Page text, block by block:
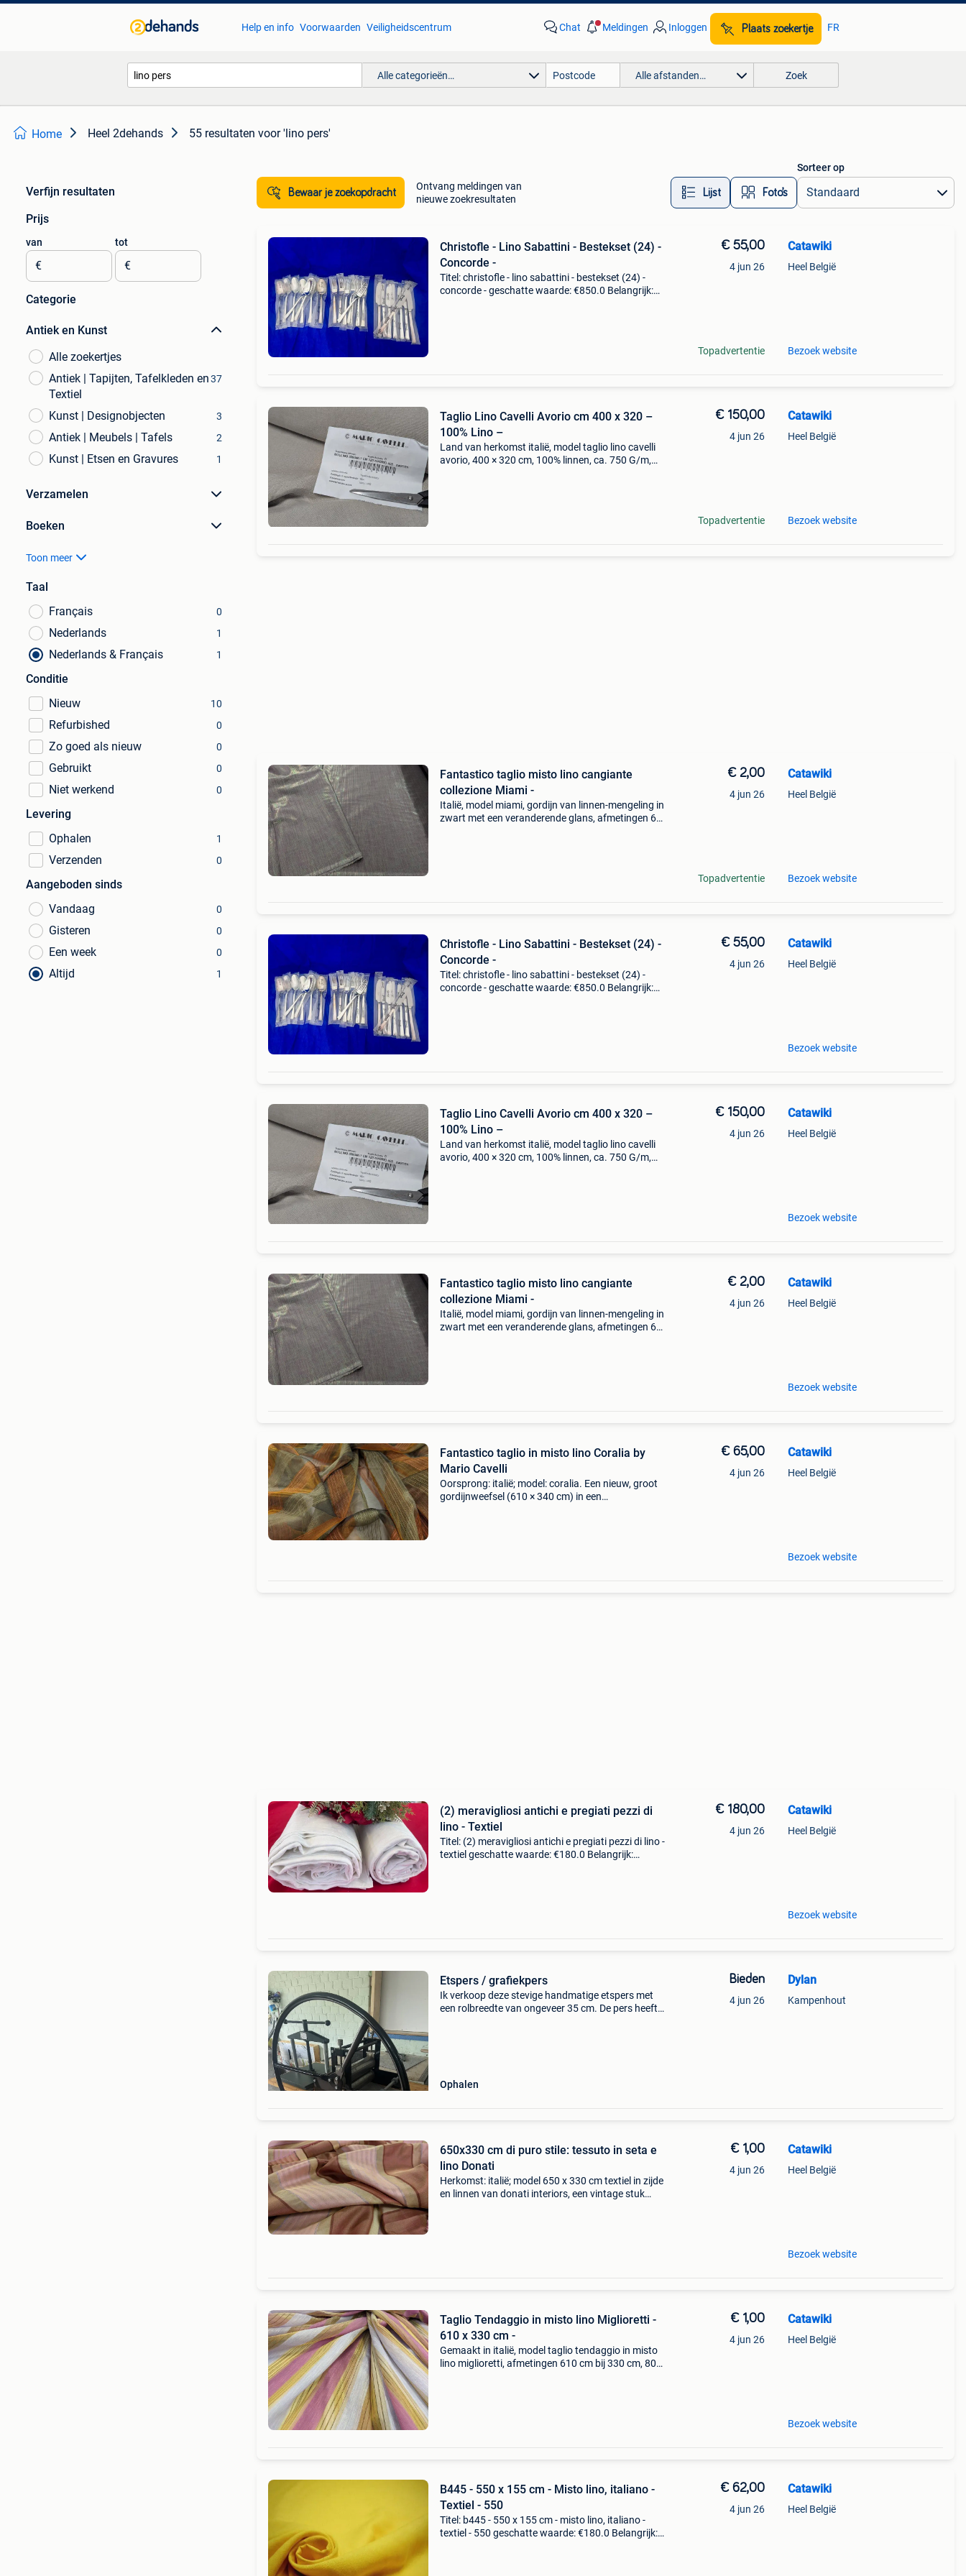
Help en info Voorwaarden Veiligheidscentrum Chat Meldingen Inloggen Plaats zoekertje FR
Alle categorieën… Alle afstanden… Zoek
Home Heel 2dehands 55 resultaten voor 'lino pers'
Verfijn resultaten
Prijs
van
€
tot
€
Categorie
Antiek en Kunst
Alle zoekertjes
Antiek | Tapijten, Tafelkleden en
Textiel
37
Kunst | Designobjecten 3
Antiek | Meubels | Tafels 2
Kunst | Etsen en Gravures 1
Verzamelen
Boeken
Toon meer
Taal
Français
0
Nederlands 1
Nederlands & Français 1
Conditie
Nieuw
10
Refurbished 0
Zo goed als nieuw 0
Gebruikt 0
Niet werkend 0
Levering
Ophalen
1
Verzenden 0
Aangeboden sinds
Vandaag
0
Gisteren 0
Een week 0
Altijd 1
Bewaar je zoekopdracht
Ontvang meldingen van
nieuwe zoekresultaten
Lijst Foto’s
Sorteer op
Christofle - Lino Sabattini - Bestekset (24) -
Concorde -
Titel: christofle - lino sabattini - bestekset (24) -
concorde - geschatte waarde: €850.0 Belangrijk:
€ 55,00
4 jun 26
Topadvertentie
Catawiki
Heel België
Bezoek website
Taglio Lino Cavelli Avorio cm 400 x 320 –
100% Lino –
Land van herkomst italië, model taglio lino cavelli
avorio, 400 × 320 cm, 100% linnen, ca. 750 G/m,
€ 150,00
4 jun 26
Topadvertentie
Catawiki
Heel België
Bezoek website
Fantastico taglio misto lino cangiante
collezione Miami -
Italië, model miami, gordijn van linnen-mengeling in
zwart met een veranderende glans, afmetingen 620
€ 2,00
4 jun 26
Topadvertentie
Catawiki
Heel België
Bezoek website
Christofle - Lino Sabattini - Bestekset (24) -
Concorde -
Titel: christofle - lino sabattini - bestekset (24) -
concorde - geschatte waarde: €850.0 Belangrijk:
€ 55,00
4 jun 26
Catawiki
Heel België
Bezoek website
Taglio Lino Cavelli Avorio cm 400 x 320 –
100% Lino –
Land van herkomst italië, model taglio lino cavelli
avorio, 400 × 320 cm, 100% linnen, ca. 750 G/m,
€ 150,00
4 jun 26
Catawiki
Heel België
Bezoek website
Fantastico taglio misto lino cangiante
collezione Miami -
Italië, model miami, gordijn van linnen-mengeling in
zwart met een veranderende glans, afmetingen 620
€ 2,00
4 jun 26
Catawiki
Heel België
Bezoek website
Fantastico taglio in misto lino Coralia by
Mario Cavelli
Oorsprong: italië; model: coralia. Een nieuw, groot
gordijnweefsel (610 × 340 cm) in een
€ 65,00
4 jun 26
Catawiki
Heel België
Bezoek website
(2) meravigliosi antichi e pregiati pezzi di
lino - Textiel
Titel: (2) meravigliosi antichi e pregiati pezzi di lino -
textiel geschatte waarde: €180.0 Belangrijk:
€ 180,00
4 jun 26
Catawiki
Heel België
Bezoek website
Etspers / grafiekpers
Ik verkoop deze stevige handmatige etspers met
een rolbreedte van ongeveer 35 cm. De pers heeft
Ophalen
Bieden
4 jun 26
Dylan
Kampenhout
650x330 cm di puro stile: tessuto in seta e
lino Donati
Herkomst: italië; model 650 x 330 cm textiel in zijde
en linnen van donati interiors, een vintage stuk
€ 1,00
4 jun 26
Catawiki
Heel België
Bezoek website
Taglio Tendaggio in misto lino Miglioretti -
610 x 330 cm -
Gemaakt in italië, model taglio tendaggio in misto
lino miglioretti, afmetingen 610 cm bij 330 cm, 80%
€ 1,00
4 jun 26
Catawiki
Heel België
Bezoek website
B445 - 550 x 155 cm - Misto lino, italiano -
Textiel - 550
Titel: b445 - 550 x 155 cm - misto lino, italiano -
textiel - 550 geschatte waarde: €180.0 Belangrijk:
€ 62,00
4 jun 26
Catawiki
Heel België